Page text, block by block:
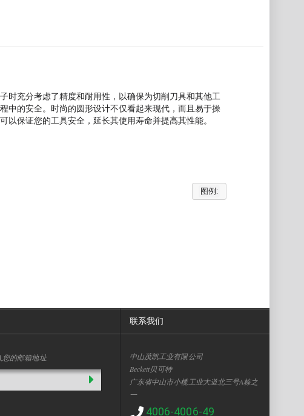
时充分考虑了精度和耐用性，以确保为切削刀具和其他工
中的安全。时尚的圆形设计不仅看起来现代，而且易于操
保证您的工具安全，延长其使用寿命并提高其性能。
图例:
您的邮箱地址
联系我们
中山茂凯工业有限公司
Beckett贝可特
广东省中山市小榄工业大道北三号A栋之
一
4006-4006-49